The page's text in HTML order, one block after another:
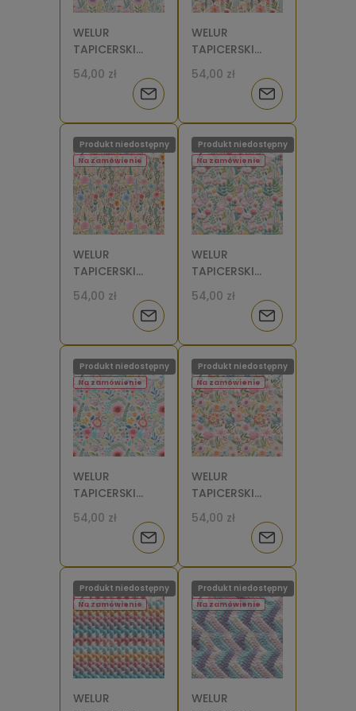
WELUR
TAPICERSKI
Kwiaty
haftowane i
gałązki [6]
54,00 zł
Powiadom
o
dostępności
WELUR
TAPICERSKI
Kwiaty
haftowane i
gałązki 3 [6]
54,00 zł
Powiadom
o
dostępności
WELUR
TAPICERSKI
Kwiaty
haftowane i
gałązki 2 [6]
54,00 zł
Na zamówienie
Produkt niedostępny
Powiadom
o
dostępności
WELUR
TAPICERSKI
Kwiaty
haftowane 3
54,00 zł
Na zamówienie
Produkt niedostępny
Powiadom
o
dostępności
WELUR
TAPICERSKI
Kwiaty
haftowane 2
54,00 zł
Na zamówienie
Produkt niedostępny
Powiadom
o
dostępności
WELUR
TAPICERSKI
Kwiaty
haftowane 1
54,00 zł
Na zamówienie
Produkt niedostępny
Powiadom
o
dostępności
WELUR
Na zamówienie
Produkt niedostępny
WELUR
Na zamówienie
Produkt niedostępny